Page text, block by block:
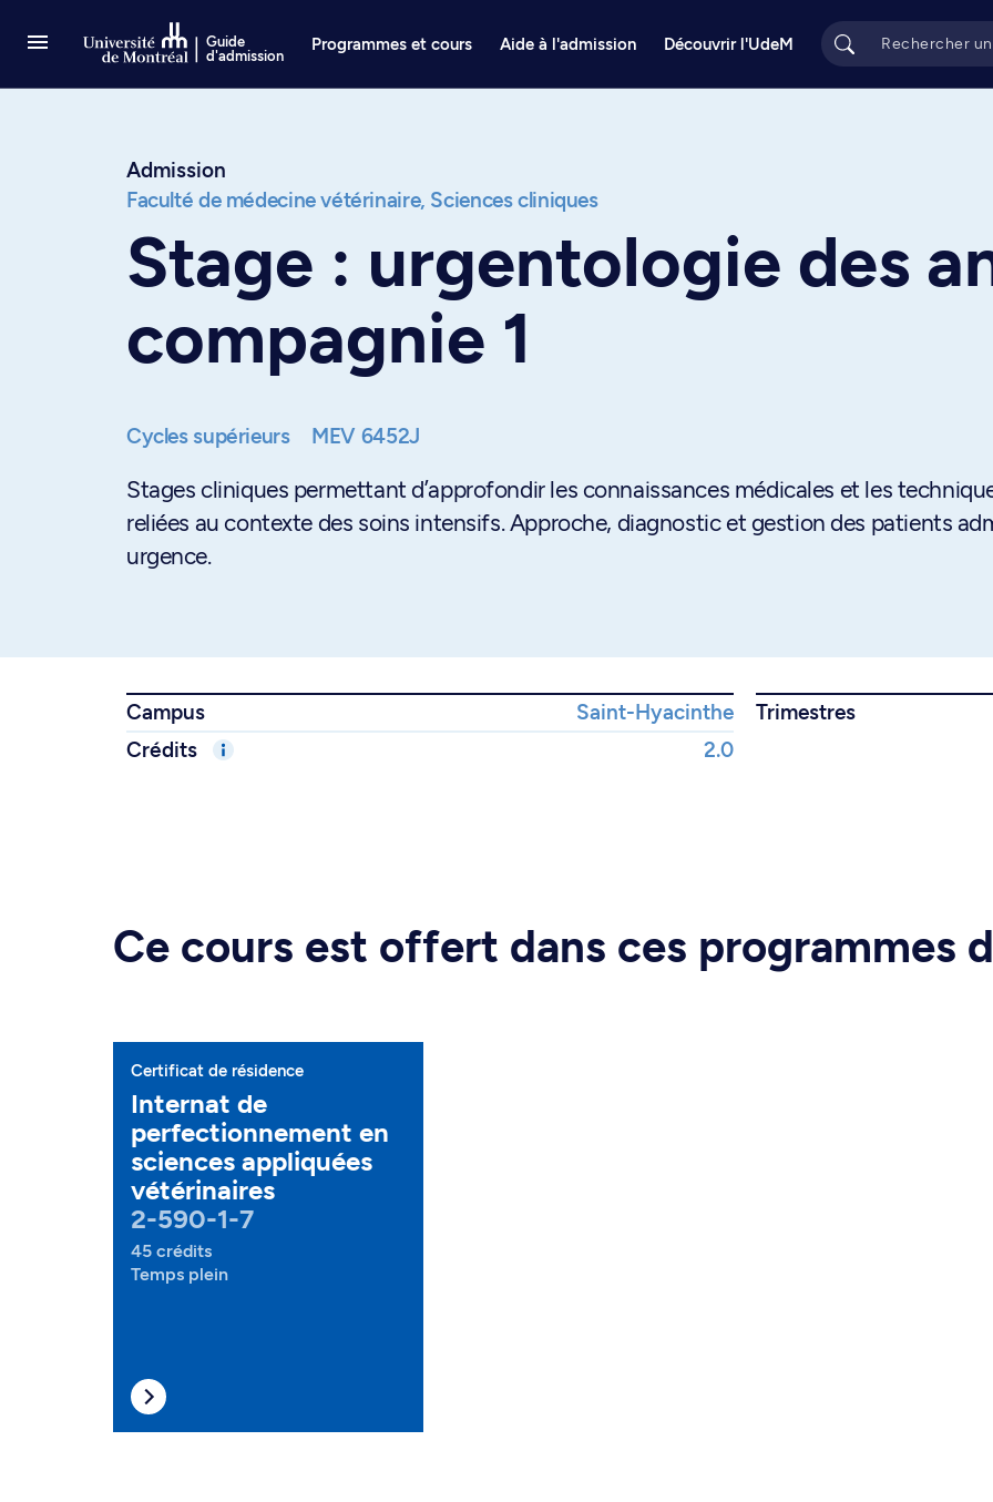
Guide
d'admission
Programmes et cours Aide à l'admission Découvrir l'UdeM
Admission
Faculté de médecine vétérinaire, Sciences cliniques
Stage : urgentologie des
compagnie 1
Cycles supérieurs MEV 6452J
Stages cliniques permettant d’approfondir les connaissances médicales et les
reliées au contexte des soins intensifs. Approche, diagnostic et gestion des patients
urgence.
Campus Saint-Hyacinthe
Trimestres
Crédits
2.0
Ce cours est offert dans ces programmes
Certificat de résidence
Internat de
perfectionnement en
sciences appliquées
vétérinaires
2-590-1-7
45 crédits
Temps plein